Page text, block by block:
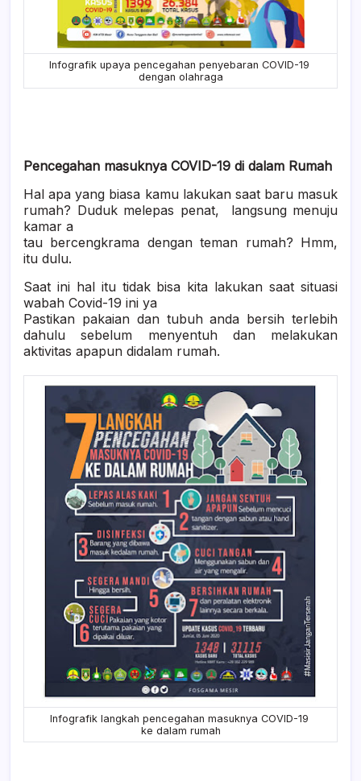
Infografik upaya pencegahan penyebaran COVID-19
dengan olahraga
Pencegahan masuknya COVID-19 di dalam Rumah
Hal apa yang biasa kamu lakukan saat baru masuk
rumah? Duduk melepas penat,
langsung menuju
kamar a
tau bercengkrama dengan teman rumah? Hmm,
itu dulu.
Saat ini hal itu tidak bisa kita lakukan saat situasi
wabah Covid-19 ini ya
Pastikan pakaian dan tubuh anda bersih terlebih
dahulu sebelum menyentuh dan melakukan
aktivitas apapun didalam rumah.
Infografik langkah pencegahan masuknya COVID-19
ke dalam rumah